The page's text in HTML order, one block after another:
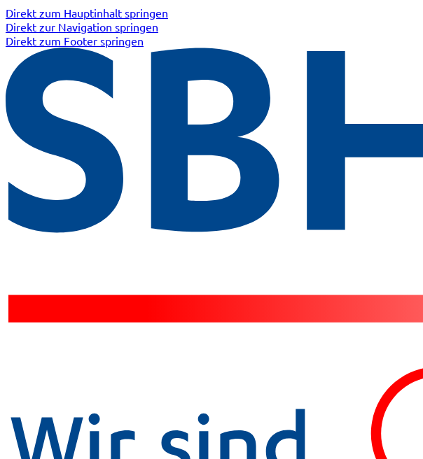
Direkt zum Hauptinhalt springen
Direkt zur Navigation springen
Direkt zum Footer springen